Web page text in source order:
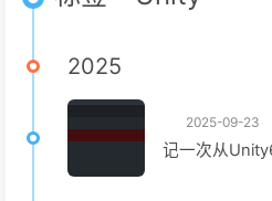
2025
2025-09-23
记一次从